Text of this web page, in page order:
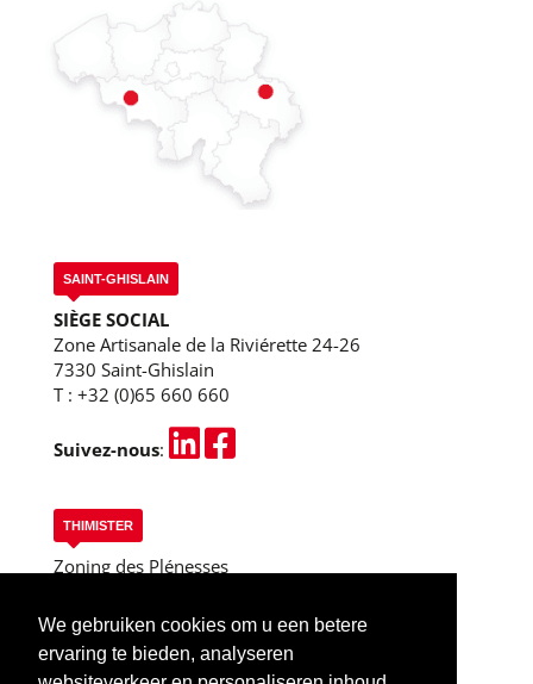
We gebruiken cookies om u een betere
ervaring te bieden, analyseren
SAINT-GHISLAIN
SIÈGE SOCIAL
Zone Artisanale de la Riviérette 24-26
7330 Saint-Ghislain
T : +32 (0)65 660 660
Suivez-nous:
THIMISTER
Zoning des Plénesses
B-4890 Thimister
T :+32 (0)87 445 955
Thimister (Liège)